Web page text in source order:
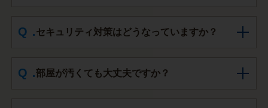
セキュリティ対策はどうなっていますか？
部屋が汚くても大丈夫ですか？